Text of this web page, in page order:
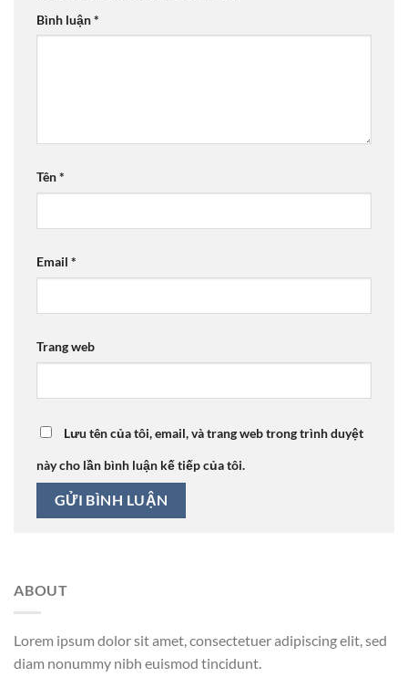
Bình luận*
Tên*
Email *
Trang web
Lưu tên của tôi, email, và trang web trong trình duyệt
này cho lần bình luận kế tiếp của tôi.
ABOUT
Lorem ipsum dolor sit amet, consectetuer adipiscing elit, sed
diam nonummy nibh euismod tincidunt.